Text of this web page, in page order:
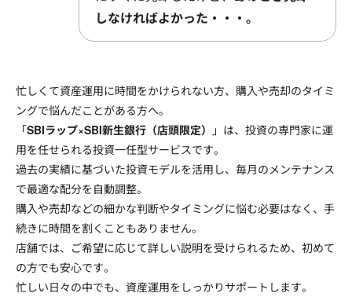
しなければよかった・・・。
忙しくて資産運用に時間をかけられない方、購入や売却のタイミ
ングで悩んだことがある方へ。
「SBIラップ×SBI新生銀行（店頭限定） 」は、投資の専門家に運
用を任せられる投資一任型サービスです。
過去の実績に基づいた投資モデルを活用し、毎月のメンテナンス
で最適な配分を自動調整。
購入や売却などの細かな判断やタイミングに悩む必要はなく、手
続きに時間を割くこともありません。
店舗では、ご希望に応じて詳しい説明を受けられるため、初めて
の方でも安心です。
忙しい日々の中でも、資産運用をしっかりサポートします。